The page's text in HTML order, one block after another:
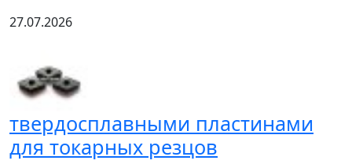
27.07.2026
твердосплавными пластинами
для токарных резцов